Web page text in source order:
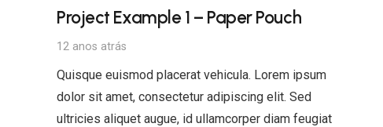
Project Example 1 – Paper Pouch
12 anos atrás
Quisque euismod placerat vehicula. Lorem ipsum
dolor sit amet, consectetur adipiscing elit. Sed
ultricies aliquet augue, id ullamcorper diam feugiat